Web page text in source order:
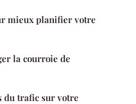
mieux planifier votre
la courroie de
du trafic sur votre